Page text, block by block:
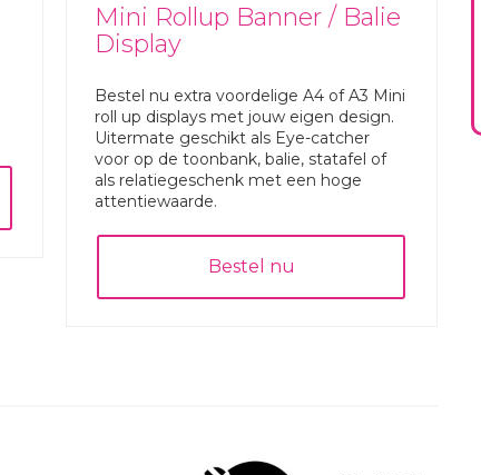
Mini Rollup Banner / Balie
Display
Bestel nu extra voordelige A4 of A3 Mini
roll up displays met jouw eigen design.
Uitermate geschikt als Eye-catcher
voor op de toonbank, balie, statafel of
als relatiegeschenk met een hoge
attentiewaarde.
Bestel nu